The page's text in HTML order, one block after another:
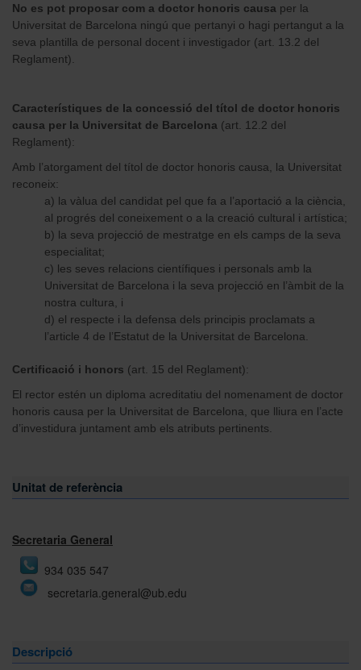
No es pot proposar com a doctor honoris causa per la
Universitat de Barcelona ningú que pertanyi o hagi pertangut a la
seva plantilla de personal docent i investigador (art. 13.2 del
Reglament).
Característiques de la concessió del títol de doctor honoris
causa per la Universitat de Barcelona (art. 12.2 del
Reglament):
Amb l’atorgament del títol de doctor honoris causa, la Universitat
reconeix:
a) la vàlua del candidat pel que fa a l’aportació a la ciència,
al progrés del coneixement o a la creació cultural i artística;
b) la seva projecció de mestratge en els camps de la seva
especialitat;
c) les seves relacions científiques i personals amb la
Universitat de Barcelona i la seva projecció en l’àmbit de la
nostra cultura, i
d) el respecte i la defensa dels principis proclamats a
l’article 4 de l’Estatut de la Universitat de Barcelona.
Certificació i honors (art. 15 del Reglament):
El rector estén un diploma acreditatiu del nomenament de doctor
honoris causa per la Universitat de Barcelona, que lliura en l’acte
d’investidura juntament amb els atributs pertinents.
Unitat de referència
Secretaria General
934 035 547
secretaria.general@ub.edu
Descripció